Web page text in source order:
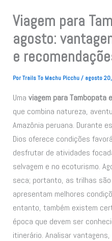
Viagem para
agosto:
e
PorTrails To Machu Picchu/ agosto
Umaviagem para Tambopata
que combina natureza,
Amazônia peruana. Durante
Dios oferece condições
desfrutar de atividades
selvagem e no ecoturismo.
seca; portanto, as trilhas
apresentam melhores
entanto, também existem
época que devem ser
itinerário. Analisar